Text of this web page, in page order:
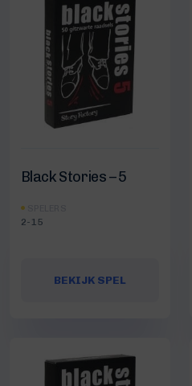
Black Stories – 5
2-15
BEKIJK SPEL